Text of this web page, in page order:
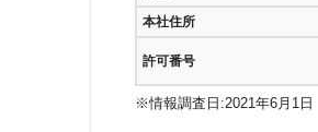
本社住所
許可番号
※情報調査日:2021年6月1日